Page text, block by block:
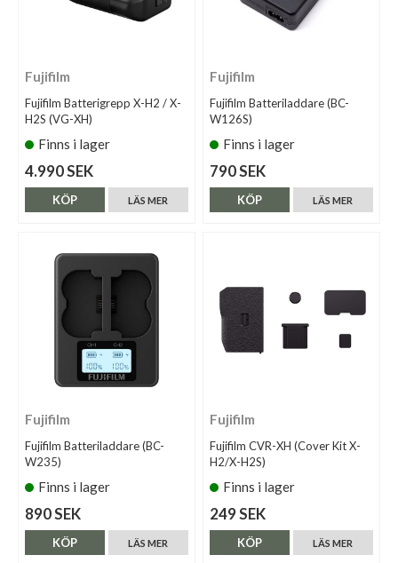
Fujifilm
Fujifilm Batterigrepp X-H2 / X-
H2S (VG-XH)
Finns i lager
4.990 SEK
LÄS MER
KÖP
Fujifilm
Fujifilm Batteriladdare (BC-
W126S)
Finns i lager
790 SEK
LÄS MER
KÖP
Fujifilm
Fujifilm Batteriladdare (BC-
W235)
Finns i lager
890 SEK
LÄS MER
KÖP
Fujifilm
Fujifilm CVR-XH (Cover Kit X-
H2/X-H2S)
Finns i lager
249 SEK
LÄS MER
KÖP